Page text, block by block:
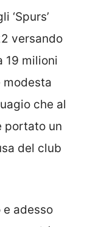
‘Spurs’
versando
19 milioni
modesta
che al
portato un
del club
adesso